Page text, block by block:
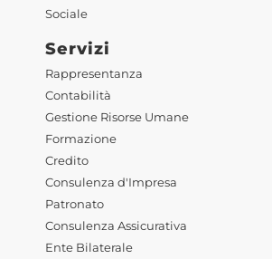
Sociale
Servizi
Rappresentanza
Contabilità
Gestione Risorse Umane
Formazione
Credito
Consulenza d'Impresa
Patronato
Consulenza Assicurativa
Ente Bilaterale